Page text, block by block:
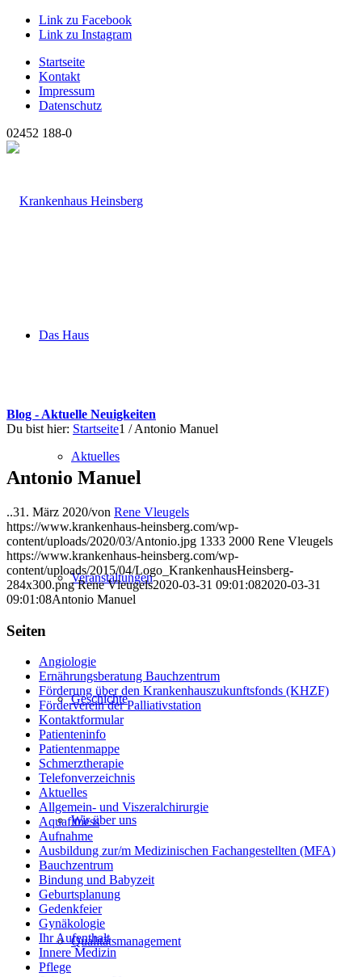
Link zu Facebook
Link zu Instagram
Startseite
Kontakt
Impressum
Datenschutz
02452 188-0
Das Haus
Aktuelles
Veranstaltungen
Geschichte
Wir über uns
Qualitätsmanagement
Blog - Aktuelle Neuigkeiten
Du bist hier: Startseite1 / Antonio Manuel
Antonio Manuel
..31. März 2020/von Rene Vleugels
https://www.krankenhaus-heinsberg.com/wp-
content/uploads/2020/03/Antonio.jpg 1333 2000 Rene Vleugels
https://www.krankenhaus-heinsberg.com/wp-
content/uploads/2015/04/Logo_KrankenhausHeinsberg-
284x300.png Rene Vleugels2020-03-31 09:01:082020-03-31
09:01:08Antonio Manuel
Seiten
Angiologie
Ernährungsberatung Bauchzentrum
Förderung über den Krankenhauszukunftsfonds (KHZF)
Förderverein der Palliativstation
Kontaktformular
Patienteninfo
Patientenmappe
Schmerztherapie
Telefonverzeichnis
Aktuelles
Allgemein- und Viszeralchirurgie
Aquafitness
Aufnahme
Ausbildung zur/m Medizinischen Fachangestellten (MFA)
Bauchzentrum
Bindung und Babyzeit
Geburtsplanung
Gedenkfeier
Gynäkologie
Ihr Aufenthalt
Innere Medizin
Pflege